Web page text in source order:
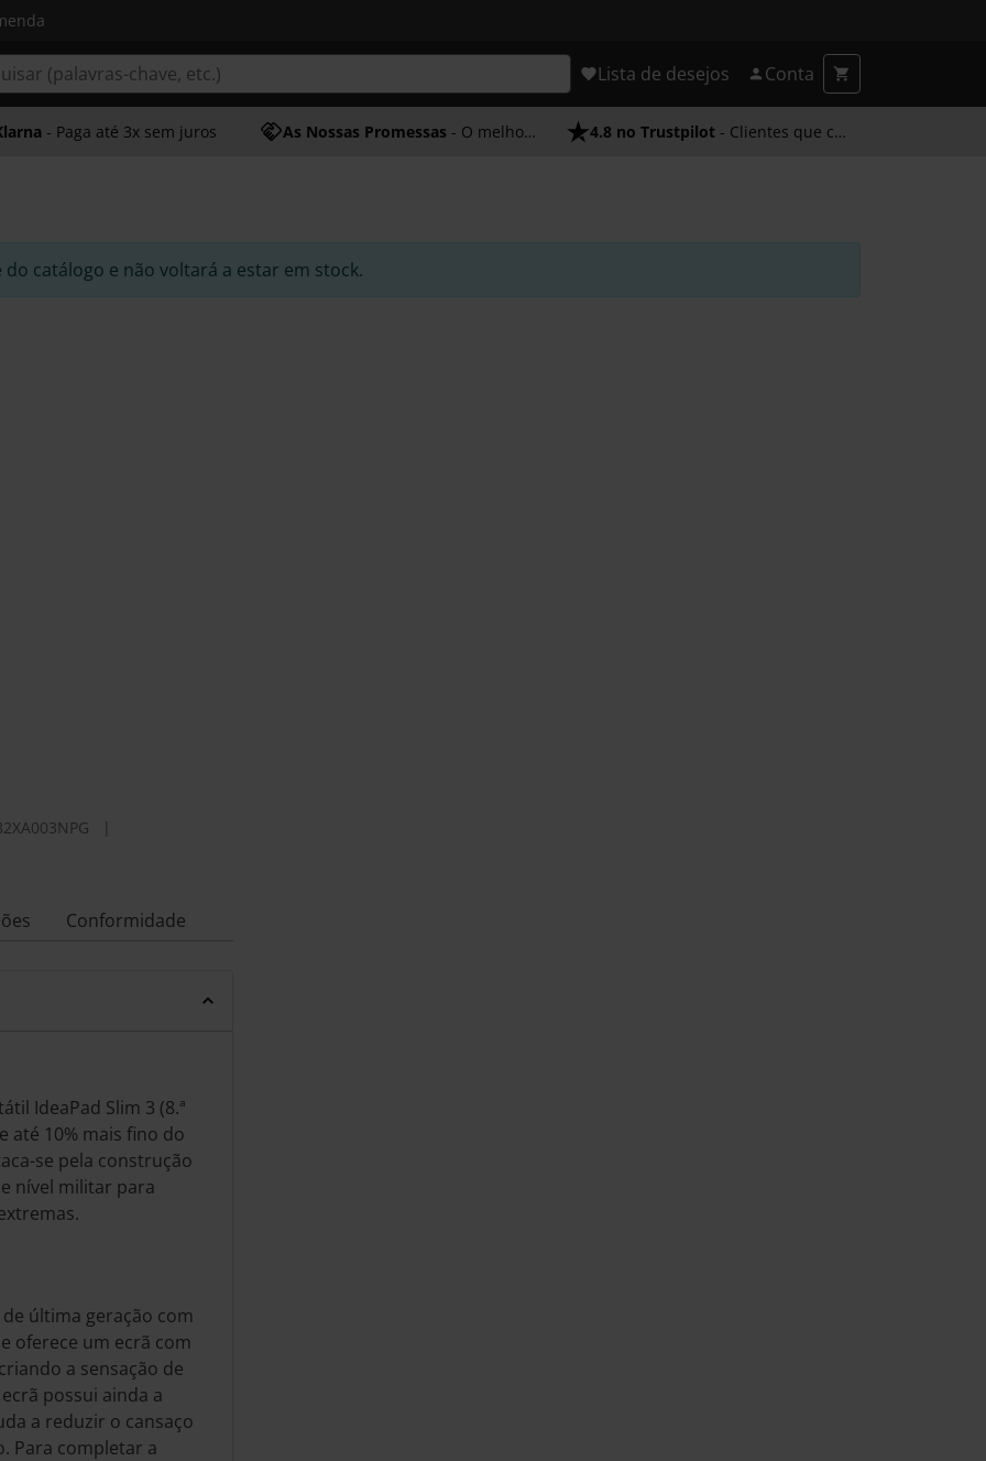
Lista de desejos Conta
- Paga até 3x sem juros As Nossas Promessas - O melhor atendimento 4.8 no Trustpilot - Clientes que confiam em nós
catálogo e não voltará a estar em stock.
Conformidade
IdeaPad Slim 3 (8.ª
até 10% mais fino do
se pela construção
nível militar para
última geração com
oferece um ecrã com
a sensação de
possui ainda a
a reduzir o cansaço
Para completar a